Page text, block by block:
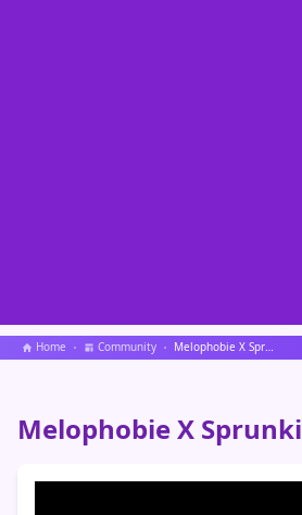
Home Community Melophobie X Sprunki
Melophobie X Sprunki